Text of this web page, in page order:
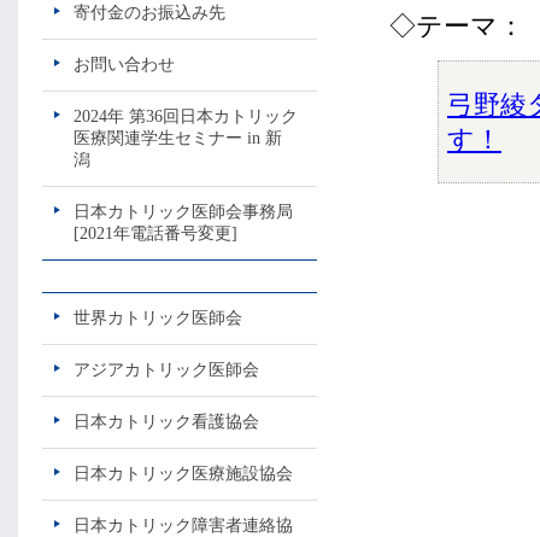
寄付金のお振込み先
お問い合わせ
2024年 第36回日本カトリック
医療関連学生セミナー in 新
潟
日本カトリック医師会事務局
[2021年電話番号変更]
世界カトリック医師会
アジアカトリック医師会
日本カトリック看護協会
日本カトリック医療施設協会
日本カトリック障害者連絡協
◇テーマ：
弓野綾
す！